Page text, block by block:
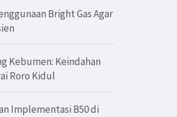
Bright Gas Agar
Kebumen: Keindahan
Roro Kidul
Implementasi B50 di